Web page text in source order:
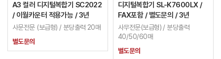
A3 컬러 디지털복합기 SC2022
/ 이월카운터 적용가능 / 3년
사문전문 (보급형) / 분당출력 20매
별도문의
디지털복합기 SL-K7600LX /
FAX포함 / 별도문의 / 3년
사무전문(보급형) / 분당출력
40/50/60매
별도문의